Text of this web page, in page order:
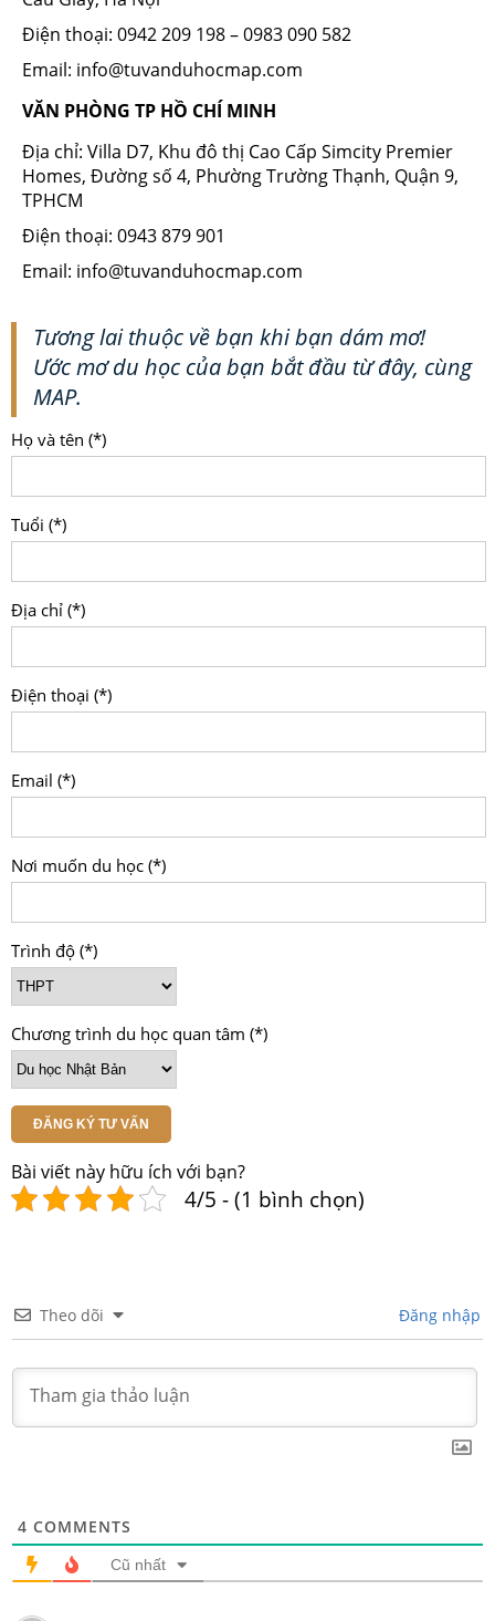
Điện thoại: 0942 209 198 – 0983 090 582
Email: info@tuvanduhocmap.com
VĂN PHÒNG TP HỒ CHÍ MINH
Địa chỉ: Villa D7, Khu đô thị Cao Cấp Simcity Premier
Homes, Đường số 4, Phường Trường Thạnh, Quận 9,
TPHCM
Điện thoại: 0943 879 901
Email: info@tuvanduhocmap.com
Tương lai thuộc về bạn khi bạn dám mơ!
Ước mơ du học của bạn bắt đầu từ đây, cùng
MAP.
Họ và tên (*)
Tuổi (*)
Địa chỉ (*)
Điện thoại (*)
Email (*)
Nơi muốn du học (*)
Trình độ (*)
Chương trình du học quan tâm (*)
ĐĂNG KÝ TƯ VẤN
Bài viết này hữu ích với bạn?
4/5 - (1 bình chọn)
Theo dõi Đăng nhập
4 COMMENTS
Cũ nhất